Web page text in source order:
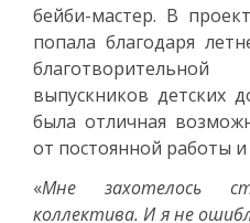
бейби-мастер. В
попала благодаря
выпускников детских
была отличная
от постоянной работы и
«Мне захотелось
коллектива. И я не